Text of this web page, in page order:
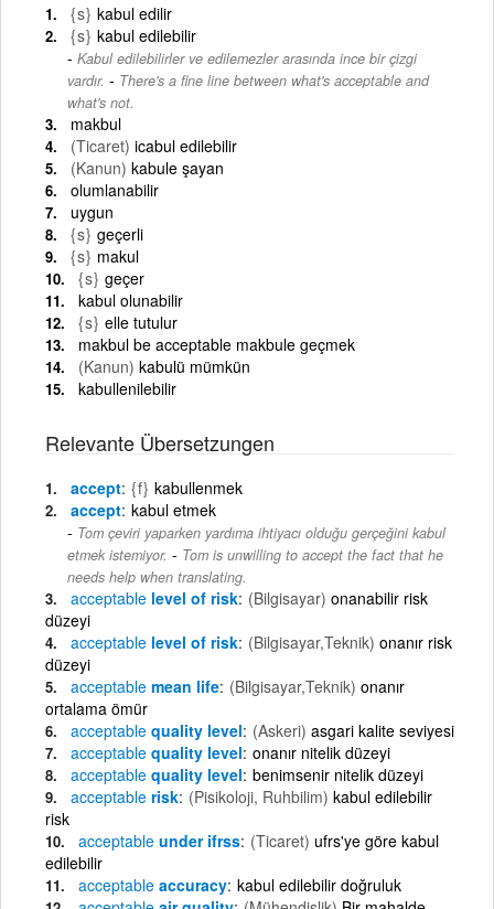
{s} kabul edilir
{s} kabul edilebilir
Kabul edilebilirler ve edilemezler arasında ince bir çizgi
vardır. - There's a fine line between what's acceptable and
what's not.
makbul
(Ticaret) icabul edilebilir
(Kanun) kabule şayan
olumlanabilir
uygun
{s} geçerli
{s} makul
{s} geçer
kabul olunabilir
{s} elle tutulur
makbul be acceptable makbule geçmek
(Kanun) kabulü mümkün
kabullenilebilir
Relevante Übersetzungen
accept {f} kabullenmek
accept kabul etmek
Tom çeviri yaparken yardıma ihtiyacı olduğu gerçeğini kabul
etmek istemiyor. - Tom is unwilling to accept the fact that he
needs help when translating.
acceptable level of risk (Bilgisayar) onanabilir risk
düzeyi
acceptable level of risk (Bilgisayar,Teknik) onanır risk
düzeyi
acceptable mean life (Bilgisayar,Teknik) onanır
ortalama ömür
acceptable quality level (Askeri) asgari kalite seviyesi
acceptable quality level onanır nitelik düzeyi
acceptable quality level benimsenir nitelik düzeyi
acceptable risk (Pisikoloji, Ruhbilim) kabul edilebilir
risk
acceptable under ifrss (Ticaret) ufrs'ye göre kabul
edilebilir
acceptable accuracy kabul edilebilir doğruluk